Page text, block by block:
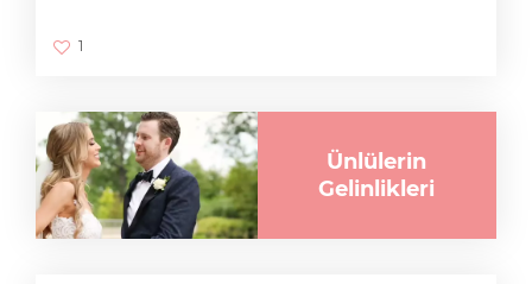
1
Ünlülerin
Gelinlikleri